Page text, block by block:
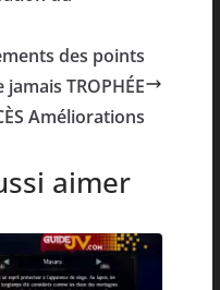
des points
TROPHÉE
Améliorations
aimer